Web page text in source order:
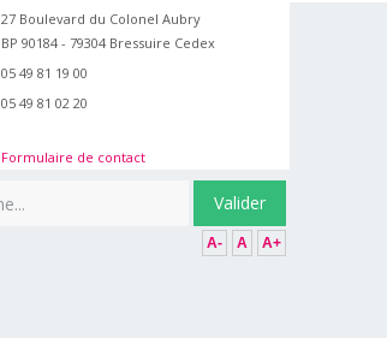
Valider
27 Boulevard du Colonel Aubry
BP 90184 - 79304 Bressuire Cedex
05 49 81 19 00
05 49 81 02 20
Formulaire de contact
A- A A+